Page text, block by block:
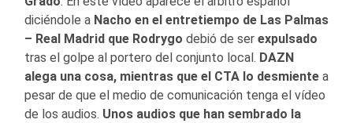
diciéndole a Nacho en el entretiempo de Las Palmas
– Real Madrid que Rodrygo debió de ser expulsado
tras el golpe al portero del conjunto local. DAZN
alega una cosa, mientras que el CTA lo desmiente a
pesar de que el medio de comunicación tenga el vídeo
de los audios. Unos audios que han sembrado la